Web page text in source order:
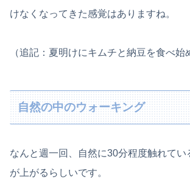
けなくなってきた感覚はありますね。
（追記：夏明けにキムチと納豆を食べ始
自然の中のウォーキング
なんと週一回、自然に30分程度触れてい
が上がるらしいです。